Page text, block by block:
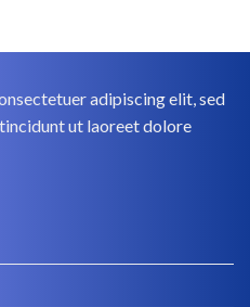
adipiscing elit, sed
ut laoreet dolore